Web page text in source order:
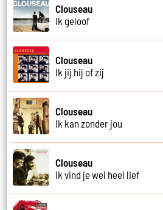
Clouseau
Ik geloof
Clouseau
Ik jij hij of zij
Clouseau
Ik kan zonder jou
Clouseau
Ik vind je wel heel lief